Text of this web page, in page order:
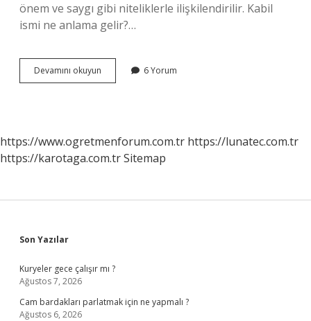
önem ve saygı gibi niteliklerle ilişkilendirilir. Kabil
ismi ne anlama gelir?…
Devamını okuyun
Ne
6 Yorum
https://www.ogretmenforum.com.tr https://lunatec.com.tr
https://karotaga.com.trSitemap
Sidebar
Son Yazılar
Kuryeler gece çalışır mı ?
Ağustos 7, 2026
Cam bardakları parlatmak için ne yapmalı ?
Ağustos 6, 2026